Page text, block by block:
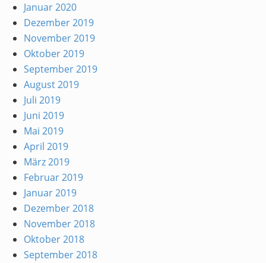
Januar 2020
Dezember 2019
November 2019
Oktober 2019
September 2019
August 2019
Juli 2019
Juni 2019
Mai 2019
April 2019
März 2019
Februar 2019
Januar 2019
Dezember 2018
November 2018
Oktober 2018
September 2018